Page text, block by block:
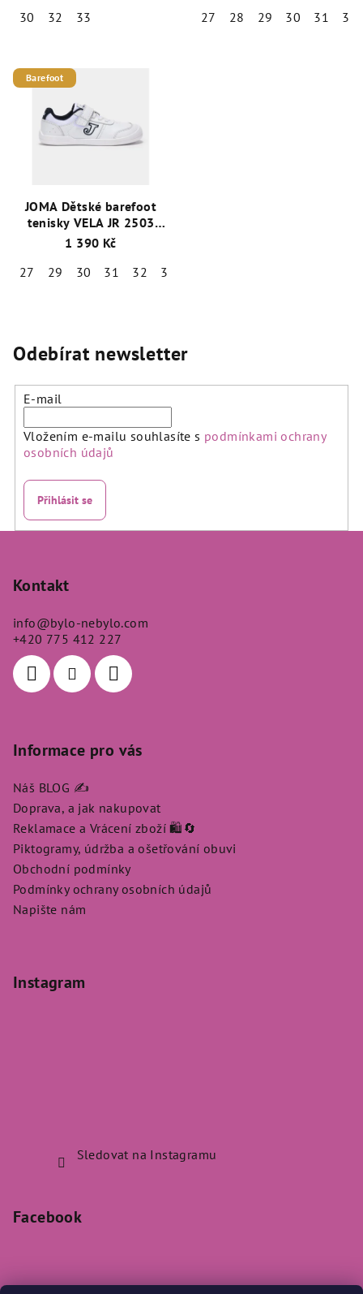
30
32 33
27
28 29 30 31 32
Barefoot
JOMA Dětské barefoot
tenisky VELA JR 2503
bílé/modré
1 390 Kč
27
29 30 31 32 33
Odebírat newsletter
E-mail
Vložením e-mailu souhlasíte s podmínkami ochrany
osobních údajů
Přihlásit se
Kontakt
info@bylo-nebylo.com
+420 775 412 227
Informace pro vás
Náš BLOG ✍️
Doprava, a jak nakupovat
Reklamace a Vrácení zboží 🛍️🔄
Piktogramy, údržba a ošetřování obuvi
Obchodní podmínky
Podmínky ochrany osobních údajů
Napište nám
Instagram
Sledovat na Instagramu
Facebook